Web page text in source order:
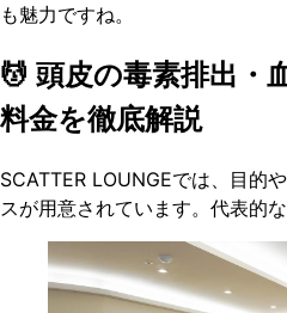
も魅力ですね。
💆 頭皮の毒素排出・
料金を徹底解説
SCATTER LOUNGEでは、目的
スが用意されています。代表的